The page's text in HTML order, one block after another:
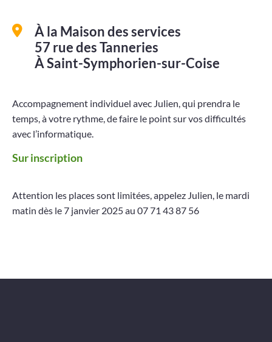
À la Maison des services
57 rue des Tanneries
À Saint-Symphorien-sur-Coise
Accompagnement individuel avec Julien, qui prendra le
temps, à votre rythme, de faire le point sur vos difficultés
avec l’informatique.
Sur inscription
Attention les places sont limitées, appelez Julien, le mardi
matin dès le 7 janvier 2025 au 07 71 43 87 56
Actualités
Vidéos
Projets
Contact